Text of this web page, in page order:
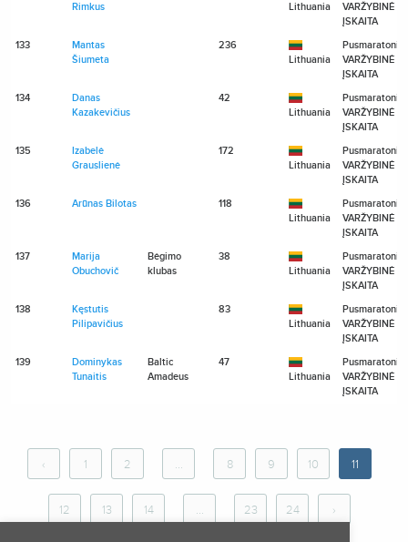
Rimkus
Lithuania
VARŽYBINĖ
ĮSKAITA
133
Mantas
Šiumeta
236
Lithuania
Pusmaratonis
VARŽYBINĖ
ĮSKAITA
134
Danas
Kazakevičius
42
Lithuania
Pusmaratonis
VARŽYBINĖ
ĮSKAITA
135
Izabelė
Grauslienė
172
Lithuania
Pusmaratonis
VARŽYBINĖ
ĮSKAITA
136
Arūnas Bilotas
118
Lithuania
Pusmaratonis
VARŽYBINĖ
ĮSKAITA
137
Marija
Obuchovič
Bėgimo
klubas
38
Lithuania
Pusmaratonis
VARŽYBINĖ
ĮSKAITA
138
Kęstutis
Pilipavičius
83
Lithuania
Pusmaratonis
VARŽYBINĖ
ĮSKAITA
139
Dominykas
Tunaitis
Baltic
Amadeus
47
Lithuania
Pusmaratonis
VARŽYBINĖ
ĮSKAITA
‹ 1 2 ... 8 9 10 11
12 13 14 ... 23 24 ›